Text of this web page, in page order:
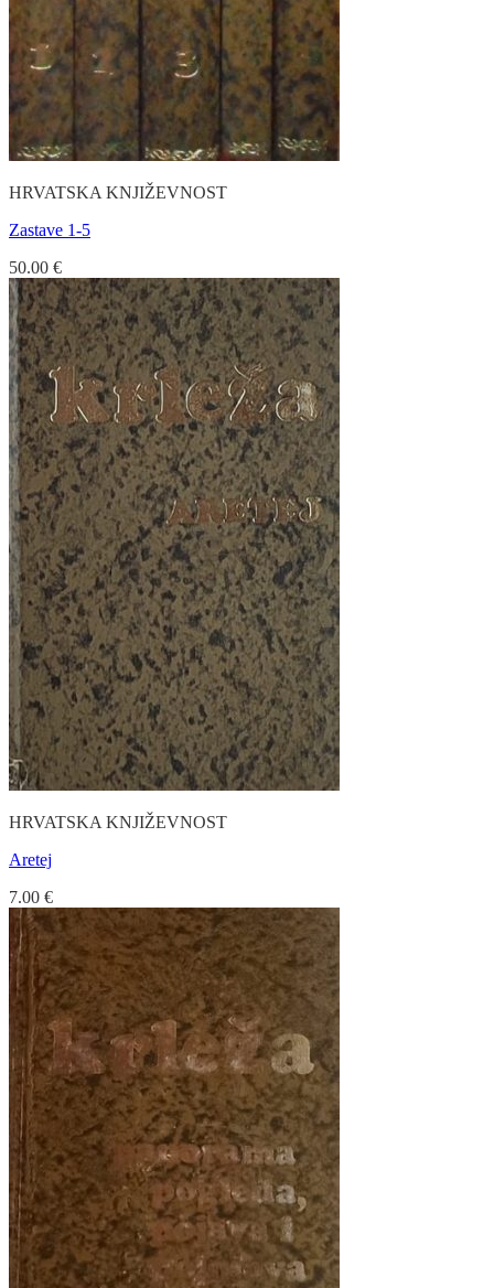
HRVATSKA KNJIŽEVNOST
Zastave 1-5
50.00 €
HRVATSKA KNJIŽEVNOST
Aretej
7.00 €